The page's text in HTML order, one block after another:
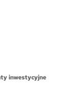
inwestycyjne